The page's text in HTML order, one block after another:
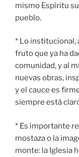
mismo Espíritu
pueblo.
* Lo institucional,
fruto que ya ha
comunidad, y al
nuevas obras,
y el cauce es
siempre está
* Es importante
mostaza o la
monte: la Iglesia